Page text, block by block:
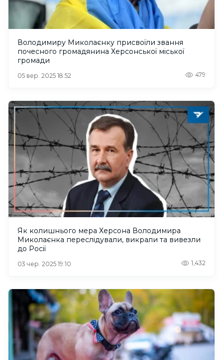
Володимиру Миколаєнку присвоїли звання
почесного громадянина Херсонської міської
громади
05 вер. 2025 18:52 479
Як колишнього мера Херсона Володимира
Миколаєнка переслідували, викрали та вивезли
до Росії
03 чер. 2025 19:10 1,432